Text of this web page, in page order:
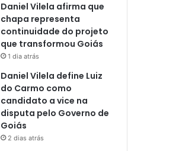
Daniel Vilela afirma que
chapa representa
continuidade do projeto
que transformou Goiás
1 dia atrás
Daniel Vilela define Luiz
do Carmo como
candidato a vice na
disputa pelo Governo de
Goiás
2 dias atrás